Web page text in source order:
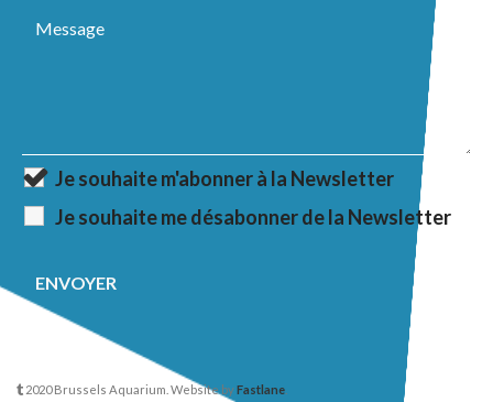
Je souhaite m'abonner à la Newsletter
Je souhaite me désabonner de la Newsletter
2020 Brussels Aquarium. Website byFastlane